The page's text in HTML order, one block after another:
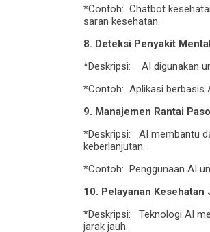
*Contoh: Chatbot
saran kesehatan.
8. Deteksi Penyakit Mental
*Deskripsi: AI digunakan
*Contoh: Aplikasi berbasis
9. Manajemen Rantai
*Deskripsi: AI membantu
keberlanjutan.
*Contoh: Penggunaan AI
10. Pelayanan Kesehatan
*Deskripsi: Teknologi AI
jarak jauh.